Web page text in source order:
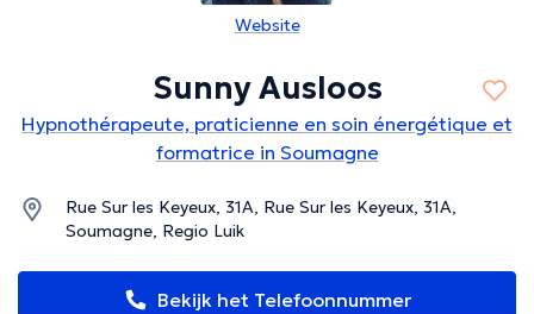
Website
Sunny Ausloos
Hypnothérapeute, praticienne en soin énergétique et
formatrice in Soumagne
Rue Sur les Keyeux, 31A, Rue Sur les Keyeux, 31A,
Soumagne, Regio Luik
Bekijk het Telefoonnummer